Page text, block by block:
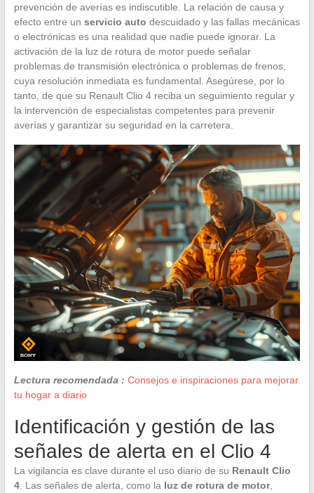
prevención de averías es indiscutible. La relación de causa y
efecto entre un servicio auto descuidado y las fallas mecánicas
o electrónicas es una realidad que nadie puede ignorar. La
activación de la luz de rotura de motor puede señalar
problemas de transmisión electrónica o problemas de frenos,
cuya resolución inmediata es fundamental. Asegúrese, por lo
tanto, de que su Renault Clio 4 reciba un seguimiento regular y
la intervención de especialistas competentes para prevenir
averías y garantizar su seguridad en la carretera.
Lectura recomendada : Consejos e inspiraciones para mejorar
tu hogar a diario
Identificación y gestión de las
señales de alerta en el Clio 4
La vigilancia es clave durante el uso diario de su Renault Clio
4. Las señales de alerta, como la luz de rotura de motor,